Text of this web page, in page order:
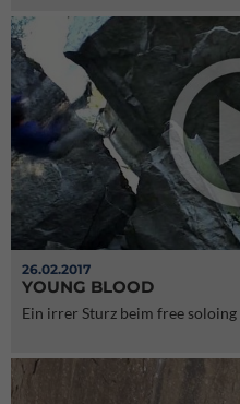
26.02.2017
YOUNG BLOOD
Ein irrer Sturz beim free